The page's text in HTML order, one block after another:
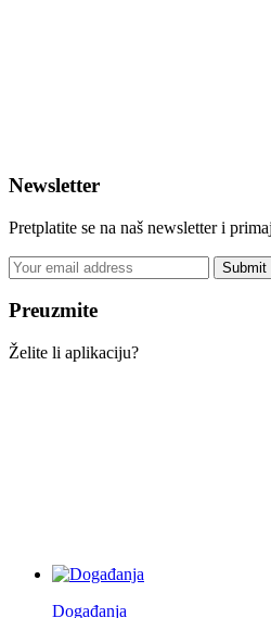
Newsletter
Pretplatite se na naš newsletter i
Preuzmite
Želite li aplikaciju?
Događanja